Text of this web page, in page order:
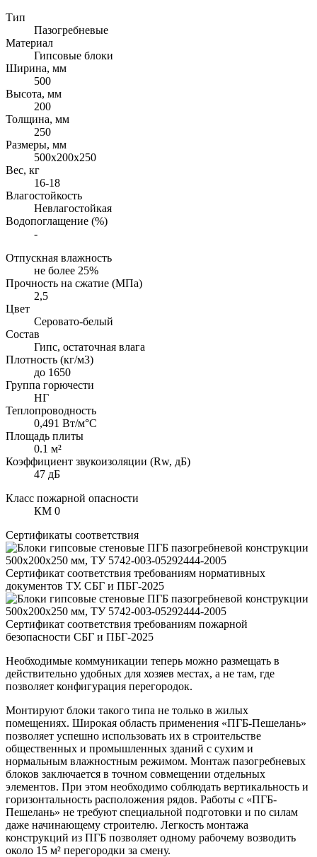
Тип
Пазогребневые
Материал
Гипсовые блоки
Ширина, мм
500
Высота, мм
200
Толщина, мм
250
Размеры, мм
500х200х250
Вес, кг
16-18
Влагостойкость
Невлагостойкая
Водопоглащение (%)
-
Отпускная влажность
не более 25%
Прочность на сжатие (МПа)
2,5
Цвет
Серовато-белый
Состав
Гипс, остаточная влага
Плотность (кг/м3)
до 1650
Группа горючести
НГ
Теплопроводность
0,491 Вт/м°С
Площадь плиты
0.1 м²
Коэффициент звукоизоляции (Rw, дБ)
47 дБ
Класс пожарной опасности
КМ 0
Сертификаты соответствия
Сертификат соответствия требованиям нормативных
документов ТУ. СБГ и ПБГ-2025
Сертификат соответствия требованиям пожарной
безопасности СБГ и ПБГ-2025
Необходимые коммуникации теперь можно размещать в
действительно удобных для хозяев местах, а не там, где
позволяет конфигурация перегородок.
Монтируют блоки такого типа не только в жилых
помещениях. Широкая область применения «ПГБ-Пешелань»
позволяет успешно использовать их в строительстве
общественных и промышленных зданий с сухим и
нормальным влажностным режимом. Монтаж пазогребневых
блоков заключается в точном совмещении отдельных
элементов. При этом необходимо соблюдать вертикальность и
горизонтальность расположения рядов. Работы с «ПГБ-
Пешелань» не требуют специальной подготовки и по силам
даже начинающему строителю. Легкость монтажа
конструкций из ПГБ позволяет одному рабочему возводить
около 15 м² перегородки за смену.